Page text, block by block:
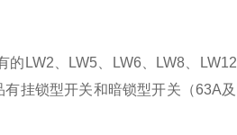
的LW2、LW5、LW6、LW8、
挂锁型开关和暗锁型开关（63A